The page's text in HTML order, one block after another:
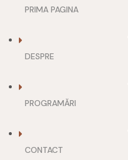
PRIMA PAGINA
DESPRE
PROGRAMĂRI
CONTACT